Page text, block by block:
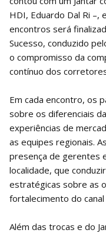
HDI, Eduardo Dal Ri –,
encontros será
Sucesso, conduzido
o compromisso da
contínuo dos
Em cada encontro, os
sobre os diferenciais
experiências de
as equipes regionais.
presença de gerentes
localidade, que
estratégicas sobre as
fortalecimento do
Além das trocas e do